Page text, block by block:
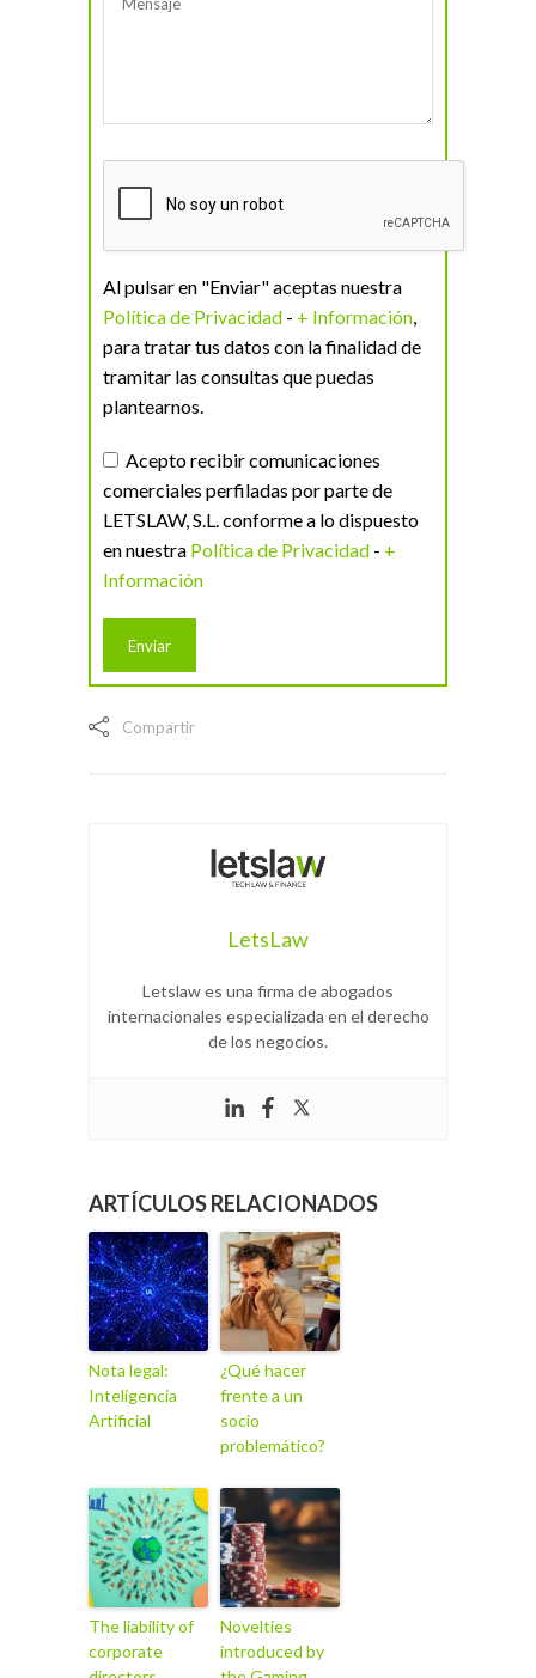
Al pulsar en "Enviar" aceptas nuestra
Política de Privacidad - + Información,
para tratar tus datos con la finalidad de
tramitar las consultas que puedas
plantearnos.
Acepto recibir comunicaciones
comerciales perfiladas por parte de
LETSLAW, S.L. conforme a lo dispuesto
en nuestra Política de Privacidad - +
Información
Compartir
LetsLaw
Letslaw es una firma de abogados
internacionales especializada en el derecho
de los negocios.
ARTÍCULOS RELACIONADOS
Nota legal:
Inteligencia
Artificial
¿Qué hacer
frente a un
socio
problemático?
The liability of
corporate
Novelties
introduced by